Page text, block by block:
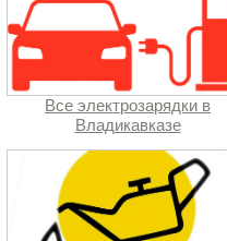
Все электрозарядки в
Владикавказе